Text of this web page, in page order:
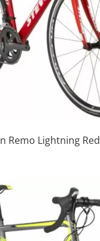
Remo Lightning Red